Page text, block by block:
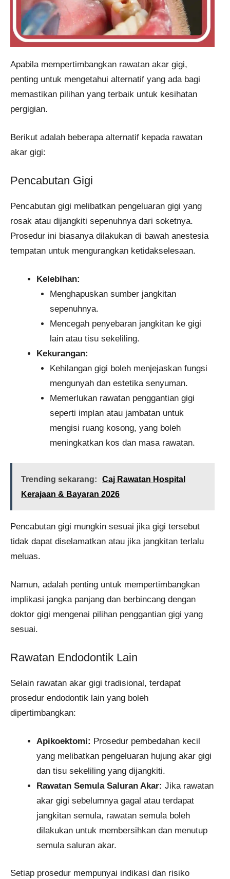
Apabila mempertimbangkan rawatan akar gigi,
penting untuk mengetahui alternatif yang ada bagi
memastikan pilihan yang terbaik untuk kesihatan
pergigian.
Berikut adalah beberapa alternatif kepada rawatan
akar gigi:
Pencabutan Gigi
Pencabutan gigi melibatkan pengeluaran gigi yang
rosak atau dijangkiti sepenuhnya dari soketnya.
Prosedur ini biasanya dilakukan di bawah anestesia
tempatan untuk mengurangkan ketidakselesaan.
Kelebihan:
Menghapuskan sumber jangkitan
sepenuhnya.
Mencegah penyebaran jangkitan ke gigi
lain atau tisu sekeliling.
Kekurangan:
Kehilangan gigi boleh menjejaskan fungsi
mengunyah dan estetika senyuman.
Memerlukan rawatan penggantian gigi
seperti implan atau jambatan untuk
mengisi ruang kosong, yang boleh
meningkatkan kos dan masa rawatan.
Trending sekarang:
Caj Rawatan Hospital
Kerajaan & Bayaran 2026
Pencabutan gigi mungkin sesuai jika gigi tersebut
tidak dapat diselamatkan atau jika jangkitan terlalu
meluas.
Namun, adalah penting untuk mempertimbangkan
implikasi jangka panjang dan berbincang dengan
doktor gigi mengenai pilihan penggantian gigi yang
sesuai.
Rawatan Endodontik Lain
Selain rawatan akar gigi tradisional, terdapat
prosedur endodontik lain yang boleh
dipertimbangkan:
Apikoektomi: Prosedur pembedahan kecil
yang melibatkan pengeluaran hujung akar gigi
dan tisu sekeliling yang dijangkiti.
Rawatan Semula Saluran Akar: Jika rawatan
akar gigi sebelumnya gagal atau terdapat
jangkitan semula, rawatan semula boleh
dilakukan untuk membersihkan dan menutup
semula saluran akar.
Setiap prosedur mempunyai indikasi dan risiko